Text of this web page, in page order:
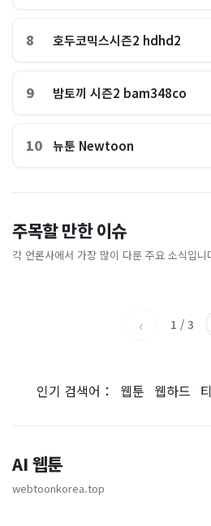
8 호두코믹스시즌2 hdhd2
9 밤토끼 시즌2 bam348co
10 뉴툰 Newtoon
주목할 만한 이슈
각 언론사에서 가장 많이 다룬 주요 소식입니
이 대통령 사관학교 통합 발언
에…“서울대 법대·충암고도
없애나”
채널A
총리 영상에 "대체 뭐냐" 발
칵‥日 배우도 "미친 짓"
‹ 1 / 3
인기 검색어： 웹툰 웹하드
AI 웹툰
webtoonkorea.top